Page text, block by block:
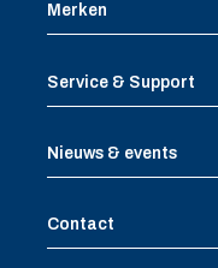
Merken
Service & Support
Nieuws & events
Contact